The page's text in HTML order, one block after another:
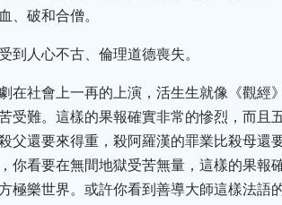
、破和合僧。
到人心不古、倫理道德喪失。
社會上一再的上演，活生生就像《觀經》
受難。這樣的果報確實非常的慘烈，而且
父還要來得重，殺阿羅漢的罪業比殺母還
你看要在無間地獄受苦無量，這樣的果報
極樂世界。或許你看到善導大師這樣法語